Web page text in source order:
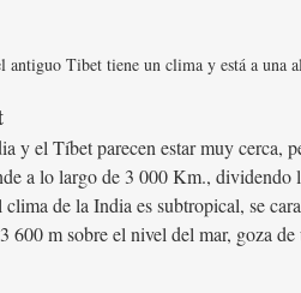
antiguo Tibet tiene un clima y está a una
y el Tíbet parecen estar muy cerca,
a lo largo de 3 000 Km., dividendo
de la India es subtropical, se
600 m sobre el nivel del mar, goza